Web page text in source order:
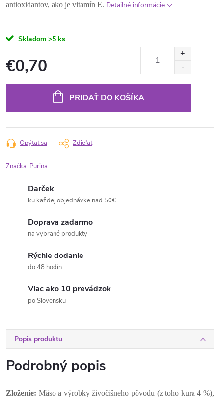
antioxidantov, ako je vitamín E. Detailné informácie
Skladom >5 ks
€0,70
PRIDAŤ DO KOŠÍKA
Opýtať sa Zdieľať
Značka: Purina
Darček
ku každej objednávke nad 50€
Doprava zadarmo
na vybrané produkty
Rýchle dodanie
do 48 hodín
Viac ako 10 prevádzok
po Slovensku
Popis produktu
Podrobný popis
Zloženie: Mäso a výrobky živočíšneho pôvodu (z toho kura 4 %),